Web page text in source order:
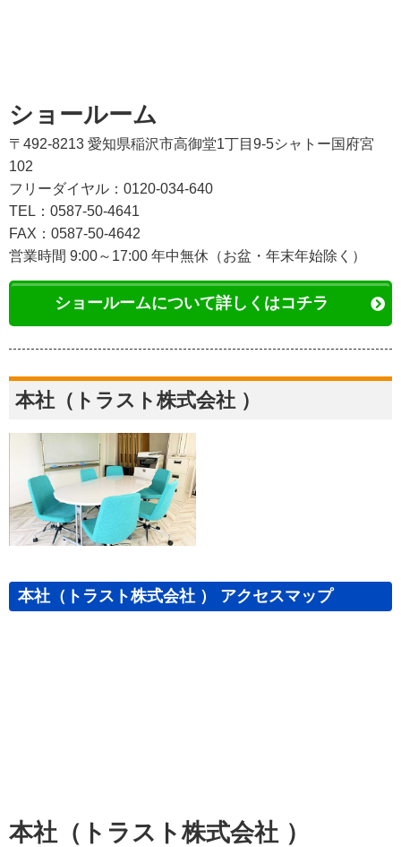
ショールーム
〒492-8213 愛知県稲沢市高御堂1丁目9-5シャトー国府宮
102
フリーダイヤル：0120-034-640
TEL：0587-50-4641
FAX：0587-50-4642
営業時間 9:00～17:00 年中無休（お盆・年末年始除く）
ショールームについて詳しくはコチラ
本社（トラスト株式会社 ）
本社（トラスト株式会社 ） アクセスマップ
本社（トラスト株式会社 ）